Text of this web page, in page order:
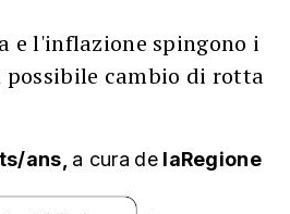
e l'inflazione spingono i
cambio di rotta
ans, a cura de laRegione